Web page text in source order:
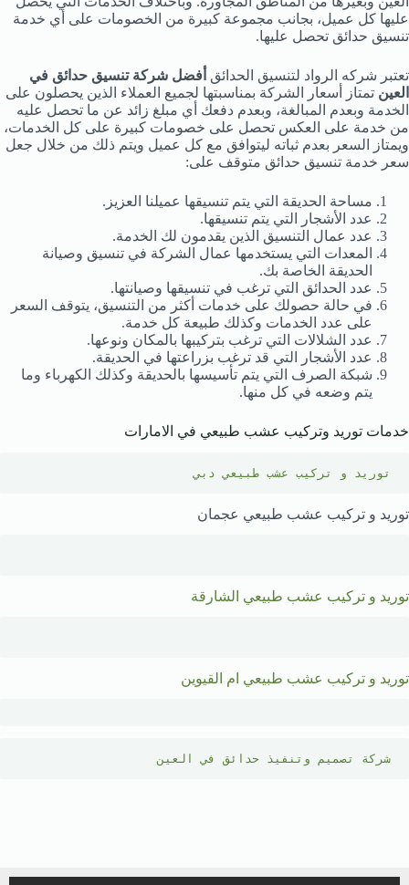
عليها كل عميل، بجانب مجموعة كبيرة من الخصومات على أي خدمة
تنسيق حدائق تحصل عليها.
تعتبر شركه الرواد لتنسيق الحدائق أفضل شركة تنسيق حدائق في
العين تمتاز أسعار الشركة بمناسبتها لجميع العملاء الذين يحصلون على
الخدمة وبعدم المبالغة، وبعدم دفعك أي مبلغ زائد عن ما تحصل عليه
من خدمة على العكس تحصل على خصومات كبيرة على كل الخدمات،
ويمتاز السعر بعدم ثباته ليتوافق مع كل عميل ويتم ذلك من خلال جعل
سعر خدمة تنسيق حدائق متوقف على:
مساحة الحديقة التي يتم تنسيقها عميلنا العزيز.
عدد الأشجار التي يتم تنسيقها.
عدد عمال التنسيق الذين يقدمون لك الخدمة.
المعدات التي يستخدمها عمال الشركة في تنسيق وصيانة
الحديقة الخاصة بك.
عدد الحدائق التي ترغب في تنسيقها وصيانتها.
في حالة حصولك على خدمات أكثر من التنسيق، يتوقف السعر
على عدد الخدمات وكذلك طبيعة كل خدمة.
عدد الشلالات التي ترغب بتركيبها بالمكان ونوعها.
عدد الأشجار التي قد ترغب بزراعتها في الحديقة.
شبكة الصرف التي يتم تأسيسها بالحديقة وكذلك الكهرباء وما
يتم وضعه في كل منها.
خدمات توريد وتركيب عشب طبيعي في الامارات
توريد و تركيب عشب طبيعي دبي
توريد و تركيب عشب طبيعي عجمان
توريد و تركيب عشب طبيعي الشارقة
توريد و تركيب عشب طبيعي ام القيوين
شركة تصميم وتنفيذ حدائق في العين